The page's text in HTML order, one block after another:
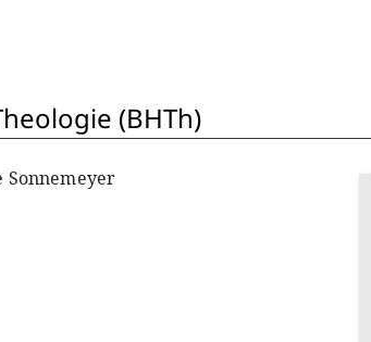
(BHTh)
Sonnemeyer